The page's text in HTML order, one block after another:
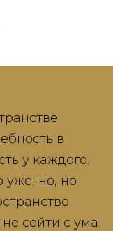
в
у каждого.
уже, но, но
сойти с ума